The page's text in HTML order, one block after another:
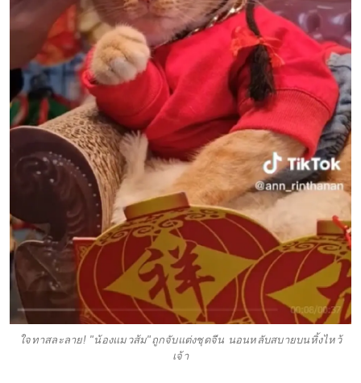
ใจทาสละลาย! "น้องแมวส้ม"ถูกจับแต่งชุดจีน นอนหลับสบายบนหิ้งไหว้
เจ้า